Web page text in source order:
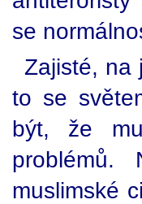
se
Zajisté, na
to se
být, že
muslimské